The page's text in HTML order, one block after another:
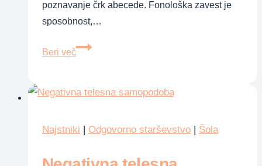
poznavanje črk abecede. Fonološka zavest je
sposobnost,…
Beri več
Igre,
občutek
besede,
in
Najstniki | Odgovorno starševstvo | Šola